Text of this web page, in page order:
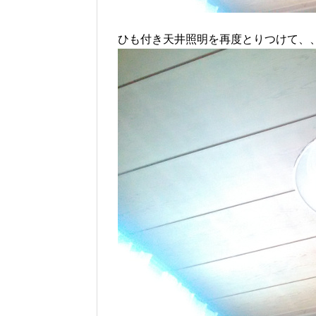
ひも付き天井照明を再度とりつけて、